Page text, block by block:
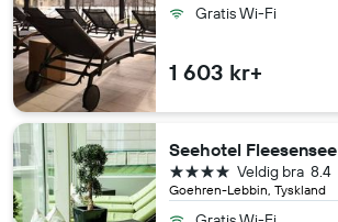
Gratis Wi-Fi
1 603 kr+
Seehotel Fleesensee
Goehren-Lebbin, Tyskland
8.4
Veldig bra
4 stjerner